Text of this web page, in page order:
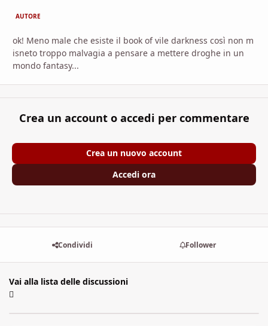
AUTORE
ok! Meno male che esiste il book of vile darkness così non m
isneto troppo malvagia a pensare a mettere droghe in un
mondo fantasy...
Crea un account o accedi per commentare
Crea un nuovo account
Accedi ora
Condividi Follower
Vai alla lista delle discussioni